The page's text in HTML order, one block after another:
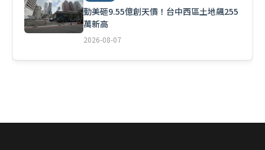
勤美砸9.55億創天價！台中西區土地飆255
萬新高
2026-08-07